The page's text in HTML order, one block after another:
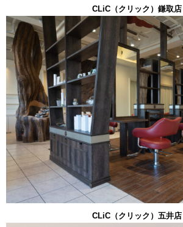
CLiC（クリック）鎌取店
CLiC（クリック）五井店